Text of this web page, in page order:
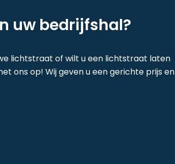
uw bedrijfshal?
lichtstraat of wilt u een lichtstraat laten
ons op! Wij geven u een gerichte prijs en